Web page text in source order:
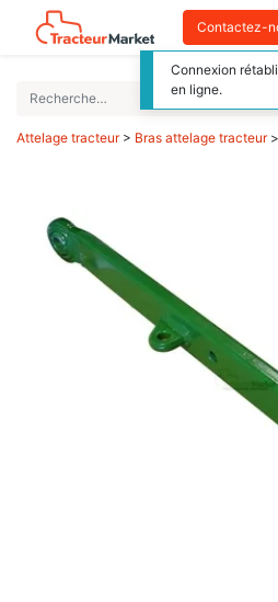
Contactez-
Attelage tracteur> Bras attelage tracteur>
Connexion
en ligne.